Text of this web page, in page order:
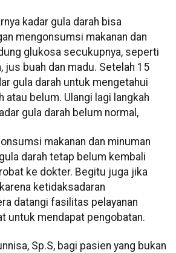
kadar gula darah bisa
mengonsumsi makanan dan
glukosa secukupnya, seperti
jus buah dan madu. Setelah 15
gula darah untuk mengetahui
atau belum. Ulangi lagi langkah
gula darah belum normal,
makanan dan minuman
darah tetap belum kembali
ke dokter. Begitu juga jika
ketidaksadaran
datangi fasilitas pelayanan
untuk mendapat pengobatan.
Sp.S, bagi pasien yang bukan